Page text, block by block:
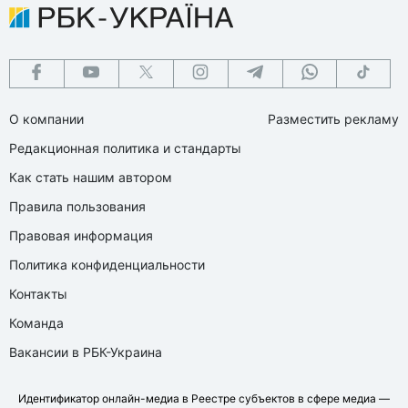
О компании
Редакционная политика и стандарты
Как стать нашим автором
Правила пользования
Правовая информация
Политика конфиденциальности
Контакты
Команда
Вакансии в РБК-Украина
Разместить рекламу
Идентификатор онлайн-медиа в Реестре субъектов в сфере медиа —